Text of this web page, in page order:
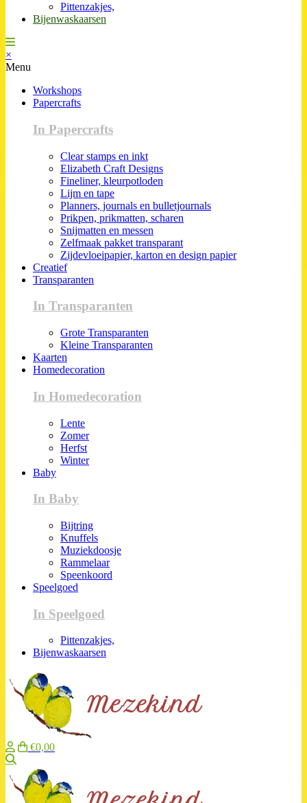
Pittenzakjes,
Bijenwaskaarsen
×
Menu
Workshops
Papercrafts
In Papercrafts
Clear stamps en inkt
Elizabeth Craft Designs
Fineliner, kleurpotloden
Lijm en tape
Planners, journals en bulletjournals
Prikpen, prikmatten, scharen
Snijmatten en messen
Zelfmaak pakket transparant
Zijdevloeipapier, karton en design papier
Creatief
Transparanten
In Transparanten
Grote Transparanten
Kleine Transparanten
Kaarten
Homedecoration
In Homedecoration
Lente
Zomer
Herfst
Winter
Baby
In Baby
Bijtring
Knuffels
Muziekdoosje
Rammelaar
Speenkoord
Speelgoed
In Speelgoed
Pittenzakjes,
Bijenwaskaarsen
€0,00